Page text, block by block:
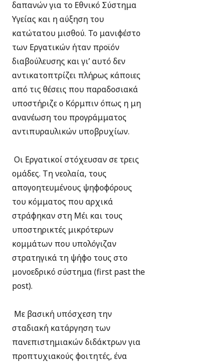
δαπανών για το Εθνικό Σύστημα
Υγείας και η αύξηση του
κατώτατου μισθού. Το μανιφέστο
των Εργατικών ήταν προϊόν
διαβούλευσης και γι’ αυτό δεν
αντικατοπτρίζει πλήρως κάποιες
από τις θέσεις που παραδοσιακά
υποστήριζε ο Κόρμπιν όπως η μη
ανανέωση του προγράμματος
αντιπυραυλικών υποβρυχίων.
Οι Εργατικοί στόχευσαν σε τρεις
ομάδες. Τη νεολαία, τους
απογοητευμένους ψηφοφόρους
του κόμματος που αρχικά
στράφηκαν στη Μέι και τους
υποστηρικτές μικρότερων
κομμάτων που υπολόγιζαν
στρατηγικά τη ψήφο τους στο
μονοεδρικό σύστημα (first past the
post).
Με βασική υπόσχεση την
σταδιακή κατάργηση των
πανεπιστημιακών διδάκτρων για
προπτυχιακούς φοιτητές, ένα